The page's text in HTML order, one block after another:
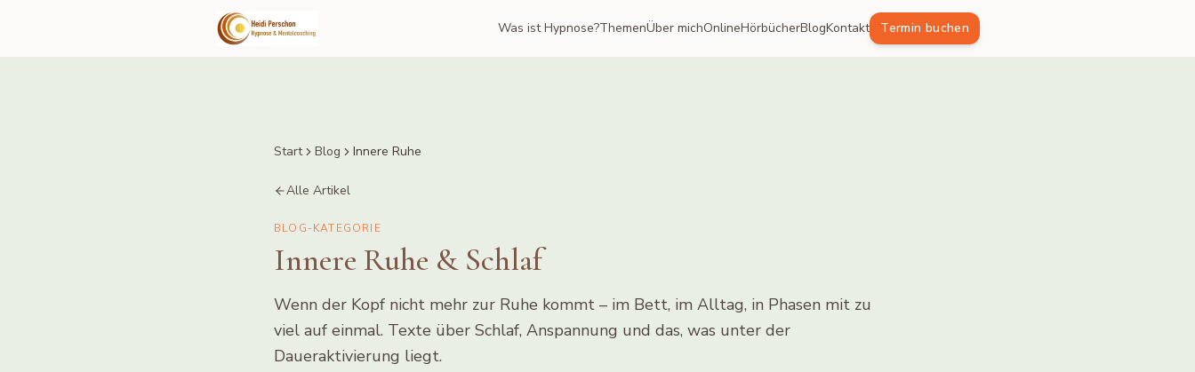
Was ist Hypnose?ThemenÜber michOnlineHörbücherBlogKontakt Termin buchen
Start Blog Innere Ruhe
Alle Artikel
BLOG-KATEGORIE
Innere Ruhe & Schlaf
Wenn der Kopf nicht mehr zur Ruhe kommt – im Bett, im Alltag, in Phasen mit zu
viel auf einmal. Texte über Schlaf, Anspannung und das, was unter der
Daueraktivierung liegt.